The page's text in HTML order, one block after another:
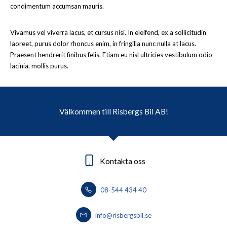
condimentum accumsan mauris.
Vivamus vel viverra lacus, et cursus nisi. In eleifend, ex a sollicitudin
laoreet, purus dolor rhoncus enim, in fringilla nunc nulla at lacus.
Praesent hendrerit finibus felis. Etiam eu nisl ultricies vestibulum odio
lacinia, mollis purus.
Välkommen till Risbergs Bil AB!
Kontakta oss
08-544 434 40
info@risbergsbil.se